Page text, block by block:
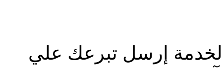
إرسل تبرعك علي